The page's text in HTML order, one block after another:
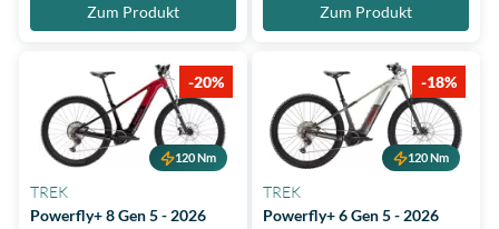
Zum Produkt Zum Produkt
-20%
120 Nm
TREK
Powerfly+ 8 Gen 5 - 2026
-18%
120 Nm
TREK
Powerfly+ 6 Gen 5 - 2026